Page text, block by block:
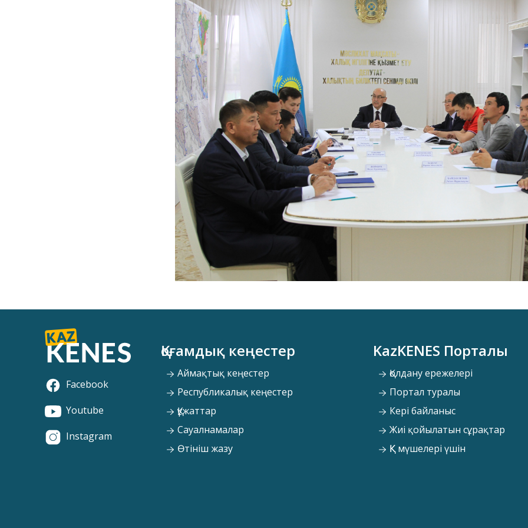
Facebook
Youtube
Instagram
Қоғамдық кеңестер
Аймақтық кеңестер
Республикалық кеңестер
Құжаттар
Сауалнамалар
Өтініш жазу
KazKENES Порталы
Қолдану ережелері
Портал туралы
Кері байланыс
Жиі қойылатын сұрақтар
ҚК мүшелері үшін